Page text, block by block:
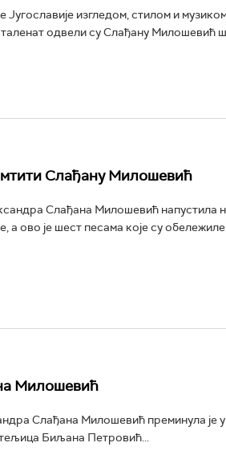
изгледом, стилом и
одвели су Слађану Милошевић
Слађану Милошевић
Слађана Милошевић напустила
а ово је шест песама које су
Милошевић
Слађана Милошевић преминула је
Биљана Петровић...